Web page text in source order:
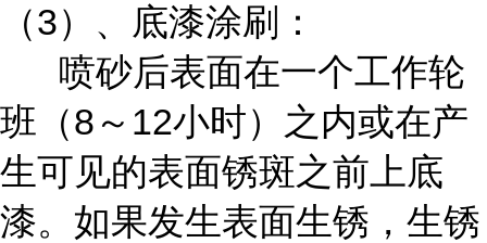
（3）、底漆涂刷：
喷砂后表面在一个工作轮
班（8～12小时）之内或在产
生可见的表面锈斑之前上底
漆。如果发生表面生锈，生锈